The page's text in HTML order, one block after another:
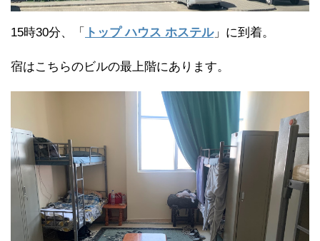
15時30分、「 トップ ハウス ホステル」に到着。
宿はこちらのビルの最上階にあります。